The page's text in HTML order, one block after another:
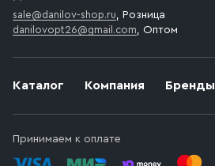
Каталог Компания Бренды
Принимаем к оплате
sale@danilov-shop.ru, Розница
danilovopt26@gmail.com, Оптом